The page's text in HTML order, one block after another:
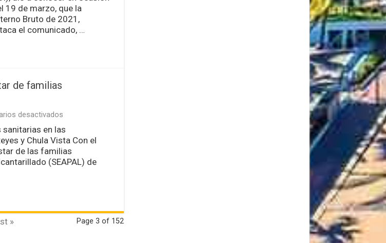
mexicanas
más
153
PIB
19 de marzo, que la
Bruto de 2021,
el comunicado, …
de familias
desactivadosen
SEAPAL
a
cuidar
la
salud
vallartenses
en las
y Chula Vista Con el
de las familias
(SEAPAL) de
Page 3 of 152
»